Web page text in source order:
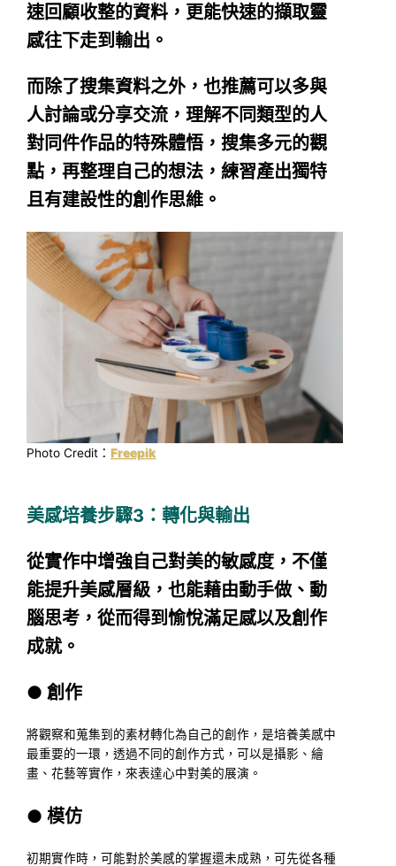
速回顧收整的資料，更能快速的擷取靈
感往下走到輸出。
而除了搜集資料之外，也推薦可以多與
人討論或分享交流，理解不同類型的人
對同件作品的特殊體悟，搜集多元的觀
點，再整理自己的想法，練習產出獨特
且有建設性的創作思維。
Photo Credit： Freepik
美感培養步驟3：轉化與輸出
從實作中增強自己對美的敏感度，不僅
能提升美感層級，也能藉由動手做、動
腦思考，從而得到愉悅滿足感以及創作
成就。
● 創作
將觀察和蒐集到的素材轉化為自己的創作，是培養美感中
最重要的一環，透過不同的創作方式，可以是攝影、繪
畫、花藝等實作，來表達心中對美的展演。
● 模仿
初期實作時，可能對於美感的掌握還未成熟，可先從各種